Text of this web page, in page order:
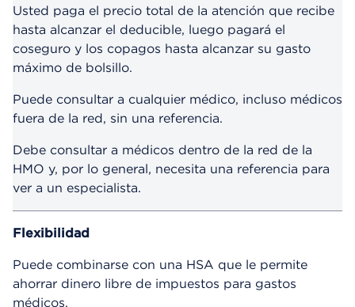
Usted paga el precio total de la atención que recibe
hasta alcanzar el deducible, luego pagará el
coseguro y los copagos hasta alcanzar su gasto
máximo de bolsillo.
Puede consultar a cualquier médico, incluso médicos
fuera de la red, sin una referencia.
Debe consultar a médicos dentro de la red de la
HMO y, por lo general, necesita una referencia para
ver a un especialista.
Flexibilidad
Puede combinarse con una HSA que le permite
ahorrar dinero libre de impuestos para gastos
médicos.